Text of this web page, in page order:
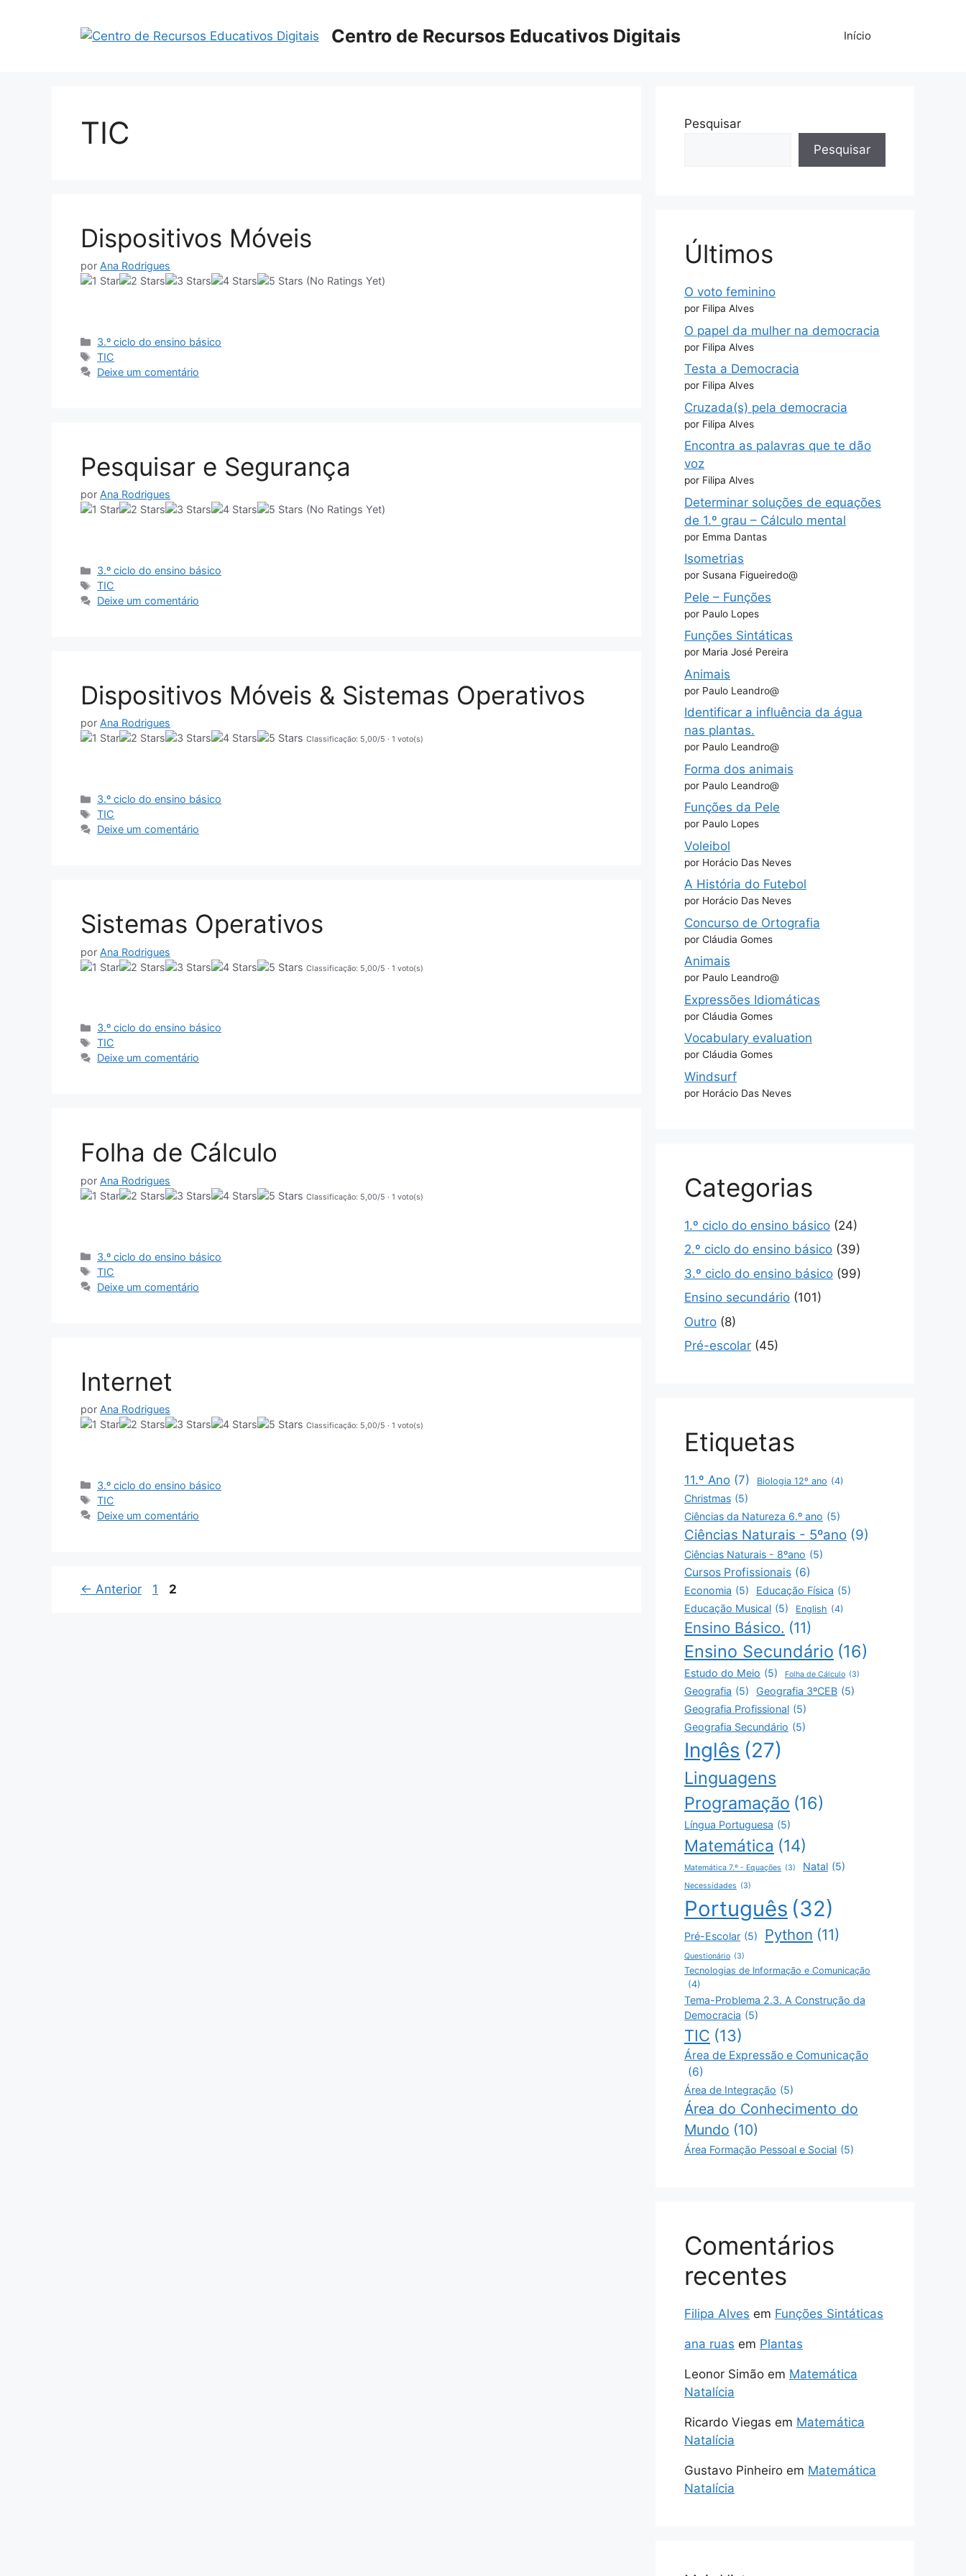
Centro de Recursos Educativos Digitais Início
TIC
Dispositivos Móveis
por Ana Rodrigues
(No Ratings Yet)
Categorias
3.º ciclo do ensino básico
Etiquetas
TIC
Deixe um comentário
Pesquisar e Segurança
por Ana Rodrigues
(No Ratings Yet)
Categorias
3.º ciclo do ensino básico
Etiquetas
TIC
Deixe um comentário
Dispositivos Móveis & Sistemas Operativos
por Ana Rodrigues
Classificação: 5,00/5 · 1 voto(s)
Categorias
3.º ciclo do ensino básico
Etiquetas
TIC
Deixe um comentário
Sistemas Operativos
por Ana Rodrigues
Classificação: 5,00/5 · 1 voto(s)
Categorias
3.º ciclo do ensino básico
Etiquetas
TIC
Deixe um comentário
Folha de Cálculo
por Ana Rodrigues
Classificação: 5,00/5 · 1 voto(s)
Categorias
3.º ciclo do ensino básico
Etiquetas
TIC
Deixe um comentário
Internet
por Ana Rodrigues
Classificação: 5,00/5 · 1 voto(s)
Categorias
3.º ciclo do ensino básico
Etiquetas
TIC
Deixe um comentário
← Anterior Página
1 Página
2
Pesquisar
Pesquisar
Últimos
O voto feminino
por Filipa Alves
O papel da mulher na democracia
por Filipa Alves
Testa a Democracia
por Filipa Alves
Cruzada(s) pela democracia
por Filipa Alves
Encontra as palavras que te dão
voz
por Filipa Alves
Determinar soluções de equações
de 1.º grau – Cálculo mental
por Emma Dantas
Isometrias
por Susana Figueiredo@
Pele – Funções
por Paulo Lopes
Funções Sintáticas
por Maria José Pereira
Animais
por Paulo Leandro@
Identificar a influência da água
nas plantas.
por Paulo Leandro@
Forma dos animais
por Paulo Leandro@
Funções da Pele
por Paulo Lopes
Voleibol
por Horácio Das Neves
A História do Futebol
por Horácio Das Neves
Concurso de Ortografia
por Cláudia Gomes
Animais
por Paulo Leandro@
Expressões Idiomáticas
por Cláudia Gomes
Vocabulary evaluation
por Cláudia Gomes
Windsurf
por Horácio Das Neves
Categorias
1.º ciclo do ensino básico (24)
2.º ciclo do ensino básico (39)
3.º ciclo do ensino básico (99)
Ensino secundário (101)
Outro (8)
Pré-escolar (45)
Etiquetas
11.º Ano (7) Biologia 12º ano (4)
Christmas (5)
Ciências da Natureza 6.º ano (5)
Ciências Naturais - 5ºano (9)
Ciências Naturais - 8ºano (5)
Cursos Profissionais (6)
Economia (5) Educação Física (5)
Educação Musical (5) English (4)
Ensino Básico. (11)
Ensino Secundário (16)
Estudo do Meio (5) Folha de Cálculo (3)
Geografia (5) Geografia 3ºCEB (5)
Geografia Profissional (5)
Geografia Secundário (5)
Inglês (27)
Linguagens
Programação (16)
Língua Portuguesa (5)
Matemática (14)
Matemática 7.º - Equações (3) Natal (5)
Necessidades (3)
Português (32)
Pré-Escolar (5) Python (11)
Questionário (3)
Tecnologias de Informação e Comunicação
(4)
Tema-Problema 2.3. A Construção da
Democracia (5)
TIC (13)
Área de Expressão e Comunicação
(6)
Área de Integração (5)
Área do Conhecimento do
Mundo (10)
Área Formação Pessoal e Social (5)
Comentários
recentes
Filipa Alves em Funções Sintáticas
ana ruas em Plantas
Leonor Simão em Matemática
Natalícia
Ricardo Viegas em Matemática
Natalícia
Gustavo Pinheiro em Matemática
Natalícia